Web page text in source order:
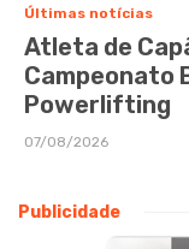
Últimas notícias
Atleta de
Campeonato
Powerlifting
07/08/2026
Publicidade